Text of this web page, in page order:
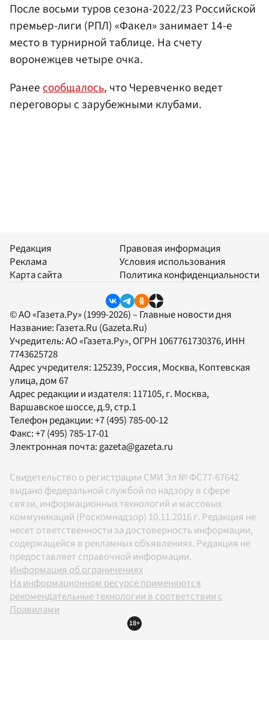
После восьми туров сезона-2022/23 Российской
премьер-лиги (РПЛ) «Факел» занимает 14-е
место в турнирной таблице. На счету
воронежцев четыре очка.
Ранеесообщалось, что Черевченко ведет
переговоры с зарубежными клубами.
Редакция
Реклама
Карта сайта
Правовая информация
Условия использования
Политика конфиденциальности
© АО «Газета.Ру» (1999-2026) – Главные новости дня
Название: Газета.Ru (Gazeta.Ru)
Учредитель:АО «Газета.Ру», ОГРН 1067761730376, ИНН
7743625728
Адрес учредителя: 125239, Россия, Москва, Коптевская
улица, дом 67
Адрес редакции и издателя: 117105, г. Москва,
Варшавское шоссе, д.9, стр.1
Телефон редакции:+7 (495) 785-00-12
Факс:+7 (495) 785-17-01
Электронная почта:gazeta@gazeta.ru
Свидетельство о регистрации СМИ Эл № ФС77-67642
выдано федеральной службой по надзору в сфере
связи, информационных технологий и массовых
коммуникаций (Роскомнадзор) 10.11.2016 г. Редакция не
несет ответственности за достоверность информации,
содержащейся в рекламных объявлениях. Редакция не
предоставляет справочной информации.
Информация об ограничениях
На информационном ресурсе применяются
рекомендательные технологии в соответствии с
Правилами
18+